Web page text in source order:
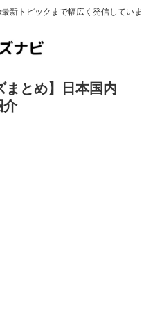
新トピックまで幅広く発信していま
まとめ】日本国内
介